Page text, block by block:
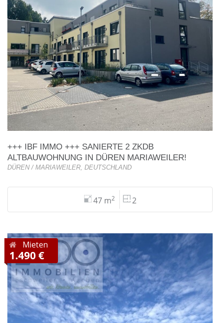
+++ IBF IMMO +++ SANIERTE 2 ZKDB
ALTBAUWOHNUNG IN DÜREN MARIAWEILER!
DÜREN / MARIAWEILER, DEUTSCHLAND
47 m2 2
Mieten
1.490 €